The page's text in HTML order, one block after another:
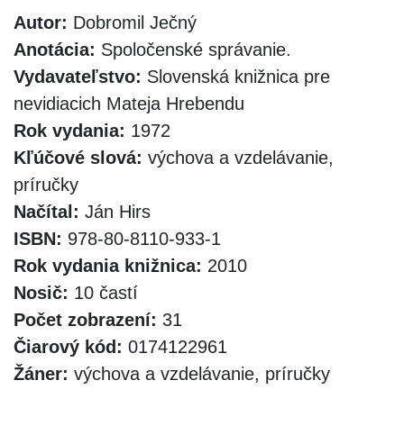
Autor: Dobromil Ječný
Anotácia: Spoločenské správanie.
Vydavateľstvo: Slovenská knižnica pre
nevidiacich Mateja Hrebendu
Rok vydania: 1972
Kľúčové slová: výchova a vzdelávanie,
príručky
Načítal: Ján Hirs
ISBN: 978-80-8110-933-1
Rok vydania knižnica: 2010
Nosič: 10 častí
Počet zobrazení: 31
Čiarový kód: 0174122961
Žáner: výchova a vzdelávanie, príručky